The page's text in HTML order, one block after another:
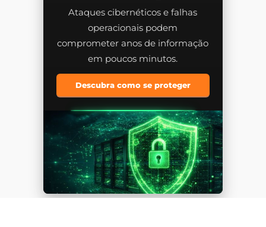
Ataques cibernéticos e falhas
operacionais podem
comprometer anos de informação
em poucos minutos.
Descubra como se proteger